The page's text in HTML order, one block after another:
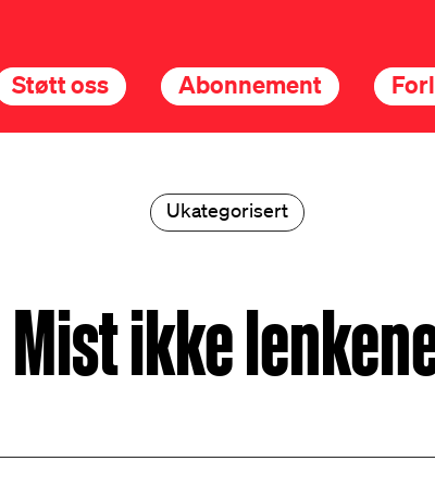
Støtt oss Abonnement
Ukategorisert
Mist ikke